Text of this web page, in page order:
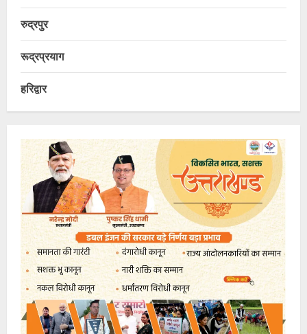
रुद्रपुर
रूद्रप्रयाग
हरिद्वार